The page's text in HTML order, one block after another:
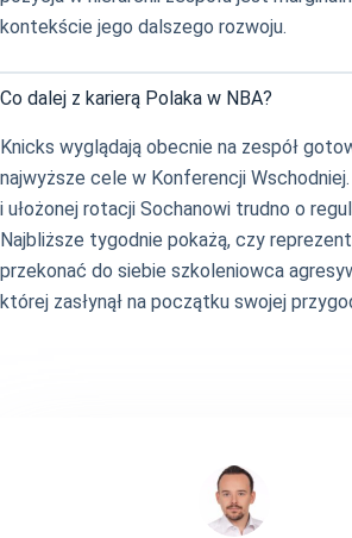
kontekście jego dalszego rozwoju.
Co dalej z karierą Polaka w NBA?
Knicks wyglądają obecnie na zespół
najwyższe cele w Konferencji
i ułożonej rotacji Sochanowi trudno o
Najbliższe tygodnie pokażą, czy
przekonać do siebie szkoleniowca
której zasłynął na początku swojej